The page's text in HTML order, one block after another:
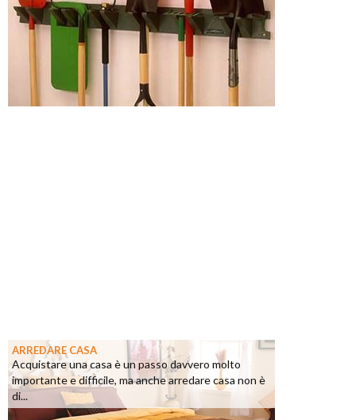
ARREDARE CASA
Acquistare una casa è un passo davvero molto
importante e difficile, ma anche arredare casa non è
di...